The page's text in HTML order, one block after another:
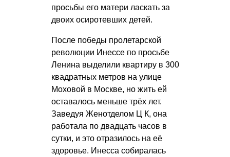
просьбы его матери ласкать за
двоих осиротевших детей.
После победы пролетарской
революции Инессе по просьбе
Ленина выделили квартиру в 300
квадратных метров на улице
Моховой в Москве, но жить ей
оставалось меньше трёх лет.
Заведуя Женотделом Ц К, она
работала по двадцать часов в
сутки, и это отразилось на её
здоровье. Инесса собиралась